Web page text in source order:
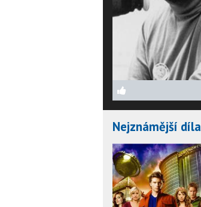
Nejznámější díla